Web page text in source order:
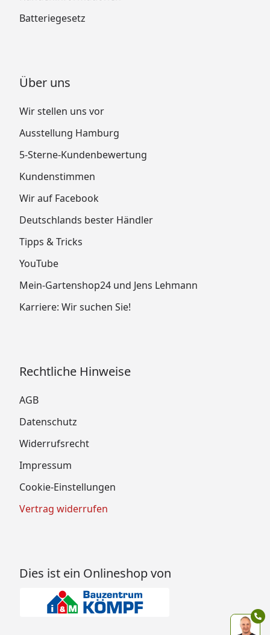
Batteriegesetz
Über uns
Wir stellen uns vor
Ausstellung Hamburg
5-Sterne-Kundenbewertung
Kundenstimmen
Wir auf Facebook
Deutschlands bester Händler
Tipps & Tricks
YouTube
Mein-Gartenshop24 und Jens Lehmann
Karriere: Wir suchen Sie!
Rechtliche Hinweise
AGB
Datenschutz
Widerrufsrecht
Impressum
Cookie-Einstellungen
Vertrag widerrufen
Dies ist ein Onlineshop von